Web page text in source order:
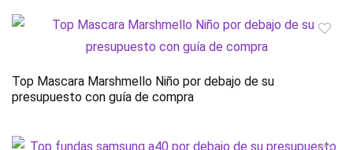
Top Mascara Marshmello Niño por debajo de su
presupuesto con guía de compra